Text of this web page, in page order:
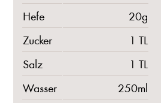
Hefe
20g
Zucker
1 TL
Salz
1 TL
Wasser
250ml